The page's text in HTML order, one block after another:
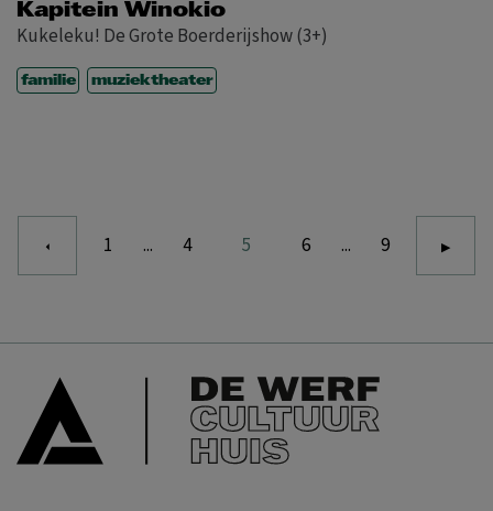
Kapitein Winokio
Kukeleku! De Grote Boerderijshow (3+)
familie muziektheater
1 ... 4 5 6 ... 9